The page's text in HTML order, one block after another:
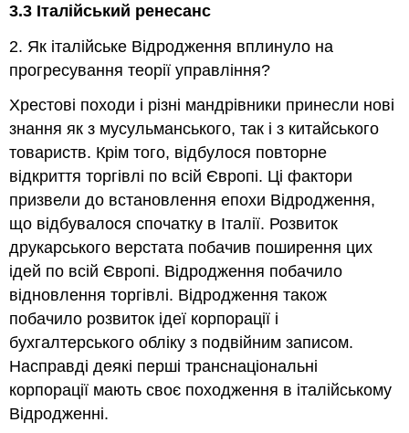
3.3 Італійський ренесанс
2. Як італійське Відродження вплинуло на
прогресування теорії управління?
Хрестові походи і різні мандрівники принесли нові
знання як з мусульманського, так і з китайського
товариств. Крім того, відбулося повторне
відкриття торгівлі по всій Європі. Ці фактори
призвели до встановлення епохи Відродження,
що відбувалося спочатку в Італії. Розвиток
друкарського верстата побачив поширення цих
ідей по всій Європі. Відродження побачило
відновлення торгівлі. Відродження також
побачило розвиток ідеї корпорації і
бухгалтерського обліку з подвійним записом.
Насправді деякі перші транснаціональні
корпорації мають своє походження в італійському
Відродженні.